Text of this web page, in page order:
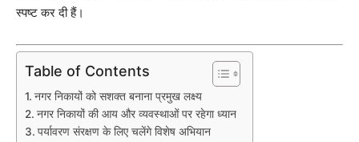
स्पष्ट कर दी हैं।
Table of Contents
नगर निकायों को सशक्त बनाना प्रमुख लक्ष्य
नगर निकायों की आय और व्यवस्थाओं पर रहेगा ध्यान
पर्यावरण संरक्षण के लिए चलेंगे विशेष अभियान